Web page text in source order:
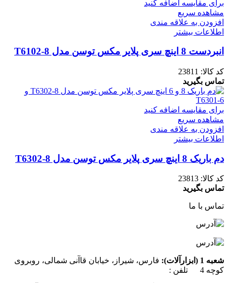
برای مقایسه اضافه کنید
مشاهده سریع
افزودن به علاقه مندی
اطلاعات بیشتر
انبردست 8 اینچ سری پلایر مکس توسن مدل T6102-8
کد کالا: 23811
تماس بگیرید
برای مقایسه اضافه کنید
مشاهده سریع
افزودن به علاقه مندی
اطلاعات بیشتر
دم باریک 8 اینچ سری پلایر مکس توسن مدل T6302-8
کد کالا: 23813
تماس بگیرید
تماس با ما
شعبه 1 (ابزارآلات):
فارس، شیراز، خیابان قاآنی شمالی، روبروی
کوچه 4 تلفن :